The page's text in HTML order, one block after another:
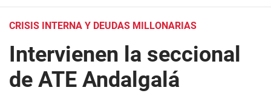
CRISIS INTERNA Y DEUDAS MILLONARIAS
Intervienen la seccional
de ATE Andalgalá